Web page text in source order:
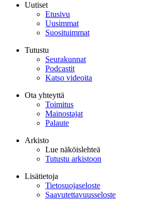
Uutiset
Etusivu
Uusimmat
Suosituimmat
Tutustu
Seurakunnat
Podcastit
Katso videoita
Ota yhteyttä
Toimitus
Mainostajat
Palaute
Arkisto
Lue näköislehteä
Tutustu arkistoon
Lisätietoja
Tietosuojaseloste
Saavutettavuusseloste